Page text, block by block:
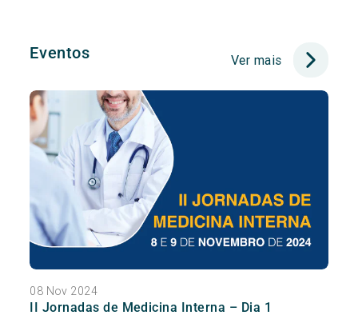
Eventos Ver mais
08 Nov 2024
II Jornadas de Medicina Interna – Dia 1